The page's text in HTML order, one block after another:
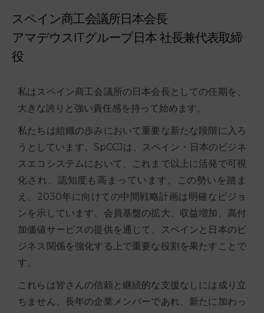
スペイン商工会議所日本会長
アマデウスITグループ日本 社長兼代表取締
役
私はスペイン商工会議所の日本会長としての任期を、
大きな誇りと強い責任感を持って始めます。
私たちは組織の歩みにおいて重要な新たな段階に入ろ
うとしています。SpCCJは、スペイン・日本のビジネ
スエコシステムにおいて、これまで以上に活発で可視
化され、認知度も高まっています。この勢いを踏ま
え、2030年に向けての中間戦略計画は明確なビジョ
ンを示しています。会員基盤の拡大、収益増加、高付
加価値サービスの提供を通じて、スペインと日本のビ
ジネス関係を強化する上で重要な役割を果たすことで
す。
これらは皆さんの信頼と継続的な支援なしには成り立
ちません。長年の企業メンバーであれ、新たに加わっ